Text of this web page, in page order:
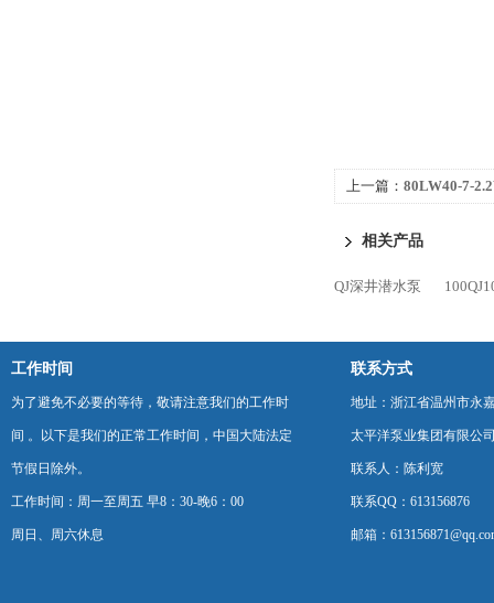
上一篇： 80LW40-7-
相关产品
QJ深井潜水泵
工作时间
为了避免不必要的等待，敬请注意我们的工作时
间 。以下是我们的正常工作时间，中国大陆法定
节假日除外。
工作时间：周一至周五 早8：30-晚6：00
周日、周六休息
联系方式
地址：浙江省温州市永
太平洋泵业集团有限公
联系人：陈利宽
联系QQ：613156876
邮箱：